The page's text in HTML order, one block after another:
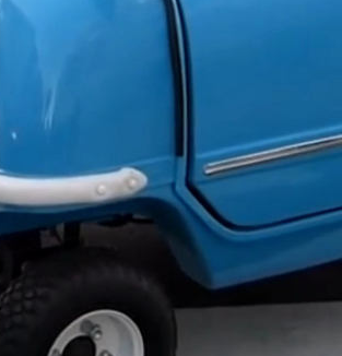
cerca de
horas de
para montá-